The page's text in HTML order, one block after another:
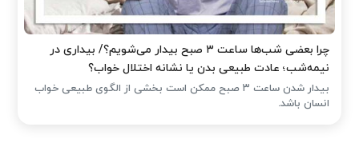
چرا بعضی شب‌ها ساعت ۳ صبح بیدار می‌شویم؟/ بیداری در
نیمه‌شب؛ عادت طبیعی بدن یا نشانه اختلال خواب؟
بیدار شدن ساعت ۳ صبح ممکن است بخشی از الگوی طبیعی خواب
انسان باشد.